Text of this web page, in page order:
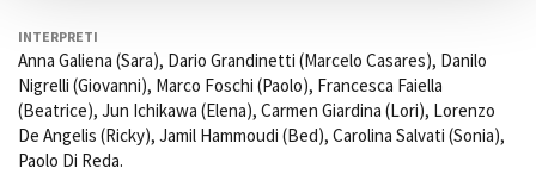
INTERPRETI
Anna Galiena (Sara), Dario Grandinetti (Marcelo Casares), Danilo
Nigrelli (Giovanni), Marco Foschi (Paolo), Francesca Faiella
(Beatrice), Jun Ichikawa (Elena), Carmen Giardina (Lori), Lorenzo
De Angelis (Ricky), Jamil Hammoudi (Bed), Carolina Salvati (Sonia),
Paolo Di Reda.